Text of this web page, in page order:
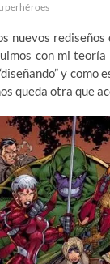
nuevos
con mi
y
queda otra que